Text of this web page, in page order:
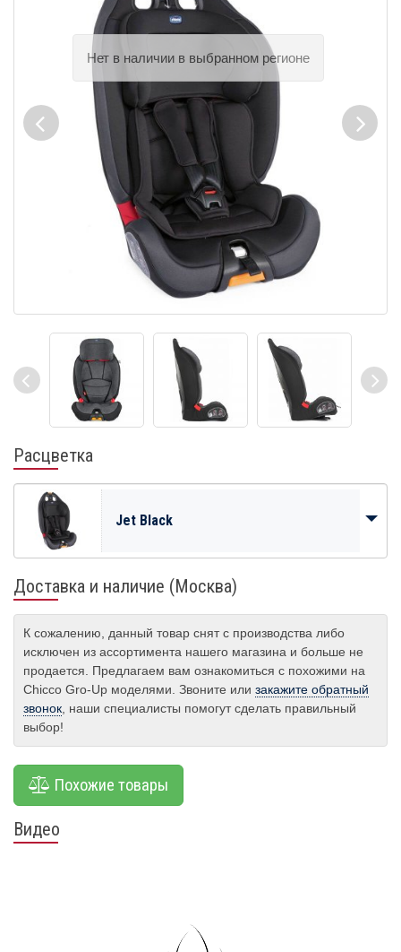
Расцветка
Jet Black
Доставка и наличие (Москва)
К сожалению, данный товар снят с производства либо
исключен из ассортимента нашего магазина и больше не
продается. Предлагаем вам ознакомиться с похожими на
Chicco Gro-Up моделями. Звоните или закажите обратный
звонок, наши специалисты помогут сделать правильный
выбор!
Похожие товары
Видео